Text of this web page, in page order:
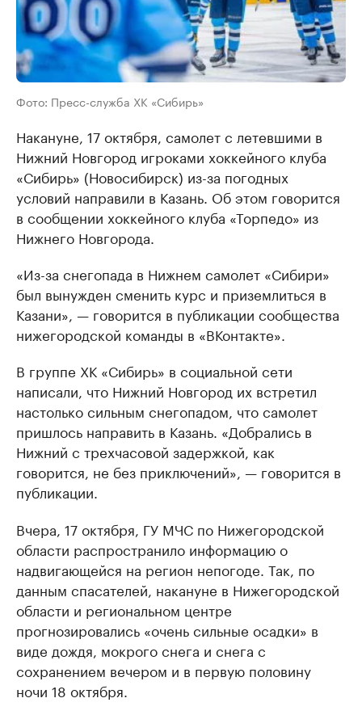
Фото: Пресс-служба ХК «Сибирь»
Накануне, 17 октября, самолет с летевшими в
Нижний Новгород игроками хоккейного клуба
«Сибирь» (Новосибирск) из-за погодных
условий направили в Казань. Об этом говорится
в сообщении хоккейного клуба «Торпедо» из
Нижнего Новгорода.
«Из-за снегопада в Нижнем самолет «Сибири»
был вынужден сменить курс и приземлиться в
Казани», — говорится в публикации сообщества
нижегородской команды в «ВКонтакте».
В группе ХК «Сибирь» в социальной сети
написали, что Нижний Новгород их встретил
настолько сильным снегопадом, что самолет
пришлось направить в Казань. «Добрались в
Нижний с трехчасовой задержкой, как
говорится, не без приключений», — говорится в
публикации.
Вчера, 17 октября, ГУ МЧС по Нижегородской
области распространило информацию о
надвигающейся на регион непогоде. Так, по
данным спасателей, накануне в Нижегородской
области и региональном центре
прогнозировались «очень сильные осадки» в
виде дождя, мокрого снега и снега с
сохранением вечером и в первую половину
ночи 18 октября.